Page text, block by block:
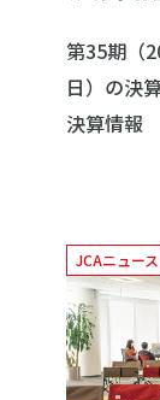
第35期（
日）の決
決算情報
JCAニュース